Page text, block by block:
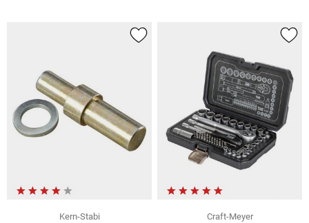
Kern-Stabi
Craft-Meyer